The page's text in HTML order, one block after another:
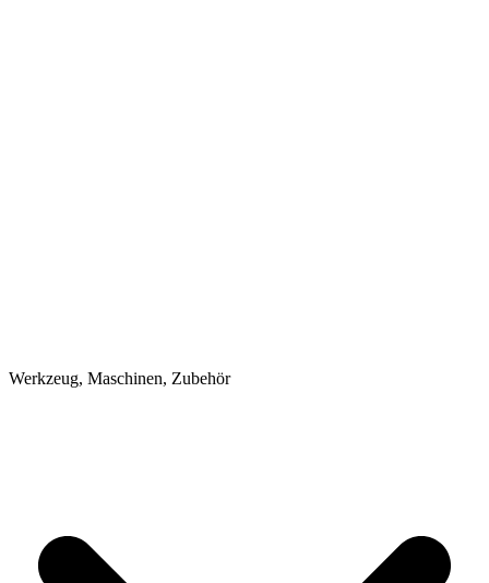
Werkzeug, Maschinen, Zubehör